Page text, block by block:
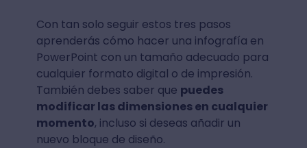
Con tan solo seguir estos tres pasos
aprenderás cómo hacer una infografía en
PowerPoint con un tamaño adecuado para
cualquier formato digital o de impresión.
También debes saber que puedes
modificar las dimensiones en cualquier
momento, incluso si deseas añadir un
nuevo bloque de diseño.